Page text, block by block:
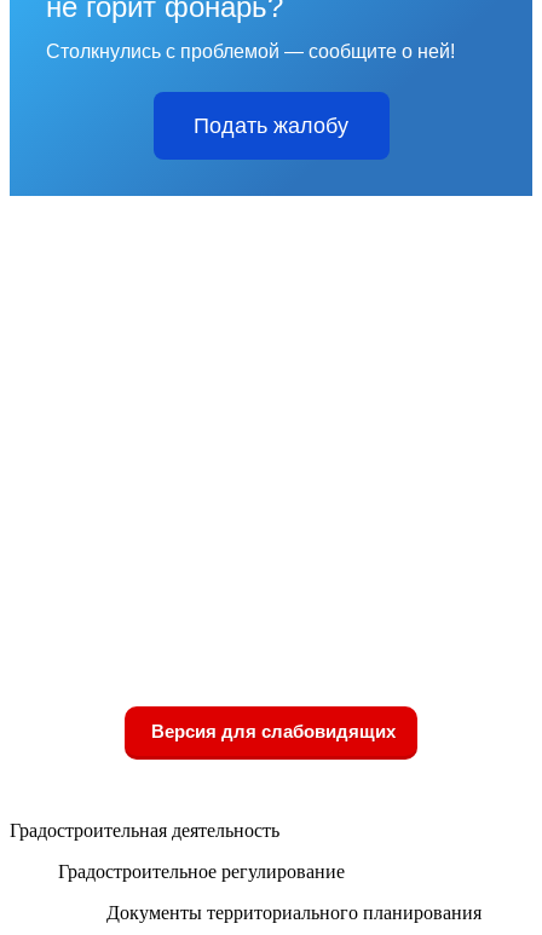
Столкнулись с проблемой — сообщите о ней!
Подать жалобу
Версия для слабовидящих
Градостроительная деятельность
Градостроительное регулирование
Документы территориального планирования